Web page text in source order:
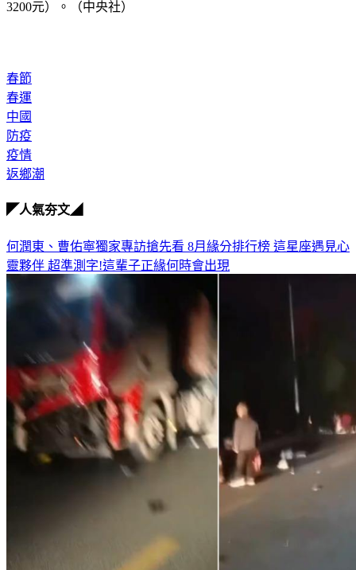
3200元）。（中央社）
春節
春運
中國
防疫
疫情
返鄉潮
◤人氣夯文◢
何潤東、曹佑寧獨家專訪搶先看 8月緣分排行榜 這星座遇見心
靈夥伴 超準測字!這輩子正緣何時會出現